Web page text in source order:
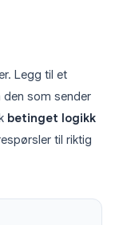
Legg til et
som sender
betinget logikk
til riktig